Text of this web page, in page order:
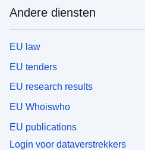
Andere diensten
EU law
EU tenders
EU research results
EU Whoiswho
EU publications
Login voor dataverstrekkers